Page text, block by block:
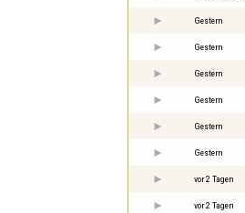
Gestern
Gestern
Gestern
Gestern
Gestern
Gestern
vor 2 Tagen
vor 2 Tagen